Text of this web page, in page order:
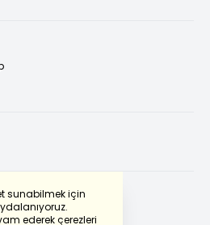
sunabilmek için
ederek çerezleri